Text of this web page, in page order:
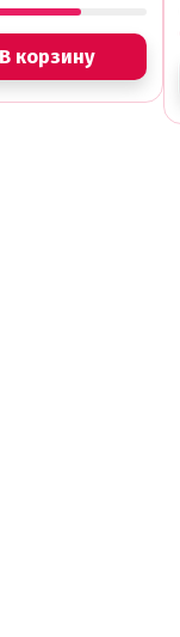
В корзину